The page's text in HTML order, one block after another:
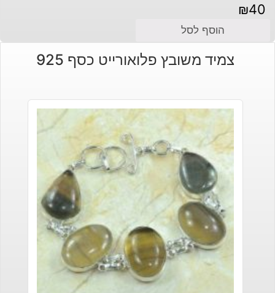
₪40
הוסף לסל
צמיד משובץ פלואורייט כסף 925